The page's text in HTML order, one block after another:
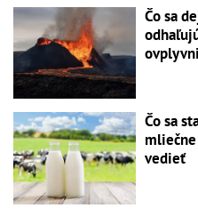
Čo sa
Čo sa
vedieť